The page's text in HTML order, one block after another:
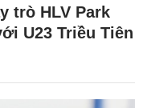
trò HLV Park
U23 Triều Tiên